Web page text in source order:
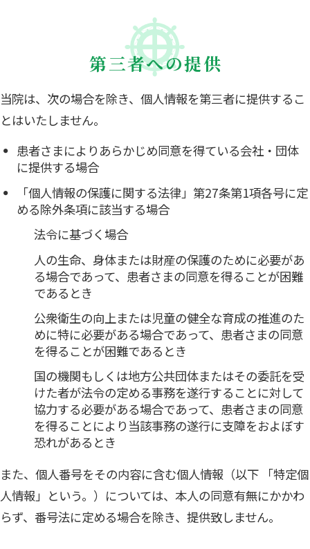
第三者への提供
当院は、次の場合を除き、個人情報を第三者に提供するこ
とはいたしません。
患者さまによりあらかじめ同意を得ている会社・団体
に提供する場合
「個人情報の保護に関する法律」第27条第1項各号に定
める除外条項に該当する場合
法令に基づく場合
人の生命、身体または財産の保護のために必要があ
る場合であって、患者さまの同意を得ることが困難
であるとき
公衆衛生の向上または児童の健全な育成の推進のた
めに特に必要がある場合であって、患者さまの同意
を得ることが困難であるとき
国の機関もしくは地方公共団体またはその委託を受
けた者が法令の定める事務を遂行することに対して
協力する必要がある場合であって、患者さまの同意
を得ることにより当該事務の遂行に支障をおよぼす
恐れがあるとき
また、個人番号をその内容に含む個人情報（以下 「特定個
人情報」という。）については、本人の同意有無にかかわ
らず、番号法に定める場合を除き、提供致しません。